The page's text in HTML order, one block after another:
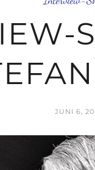
JUNI 6,